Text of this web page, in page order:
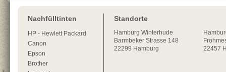
Nachfülltinten
HP - Hewlett Packard
Canon
Epson
Brother
Standorte
Hamburg Winterhude
Barmbeker Strasse 148
22299 Hamburg
22457